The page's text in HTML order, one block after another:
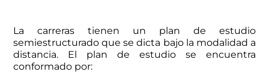
La carreras tienen un plan de estudio
semiestructurado que se dicta bajo la modalidad a
distancia. El plan de estudio se encuentra
conformado por: